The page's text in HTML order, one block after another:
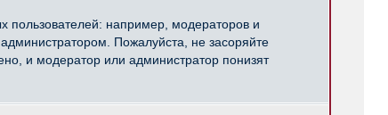
например, модераторов и
Пожалуйста, не засоряйте
и модератор или администратор понизят